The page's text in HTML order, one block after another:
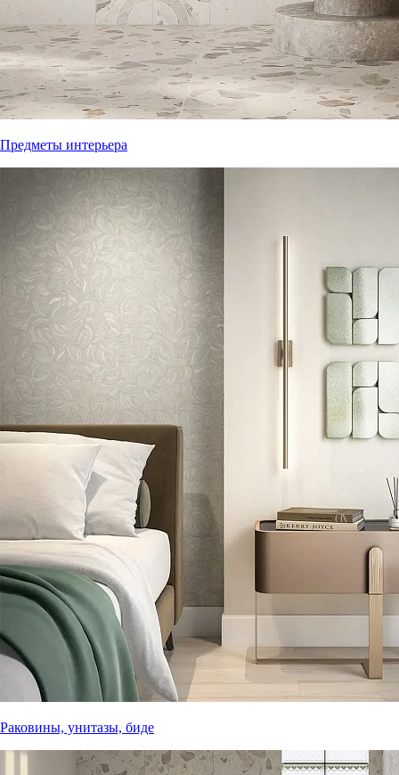
Предметы интерьера
Раковины, унитазы, биде